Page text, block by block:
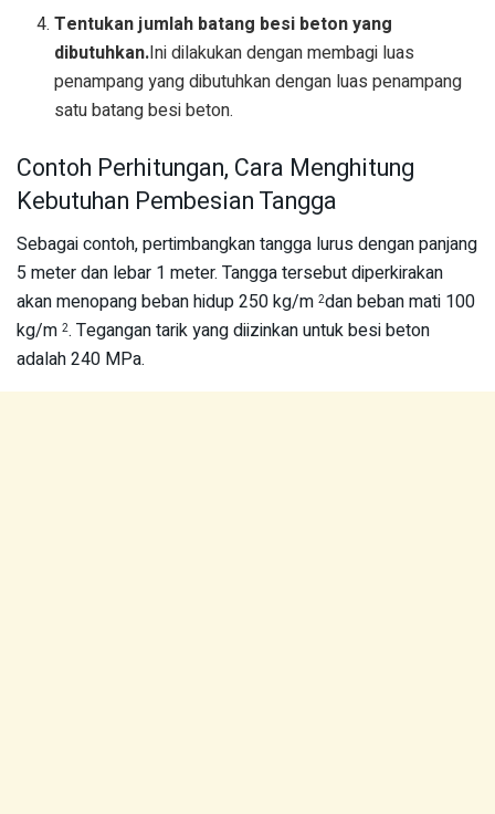
Tentukan jumlah batang besi beton yang
dibutuhkan.Ini dilakukan dengan membagi luas
penampang yang dibutuhkan dengan luas penampang
satu batang besi beton.
Contoh Perhitungan, Cara Menghitung
Kebutuhan Pembesian Tangga
Sebagai contoh, pertimbangkan tangga lurus dengan panjang
5 meter dan lebar 1 meter. Tangga tersebut diperkirakan
akan menopang beban hidup 250 kg/m 2dan beban mati 100
kg/m 2. Tegangan tarik yang diizinkan untuk besi beton
adalah 240 MPa.